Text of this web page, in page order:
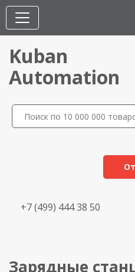
Kuban
Automation
+7 (499) 444 38 50
Зарядные